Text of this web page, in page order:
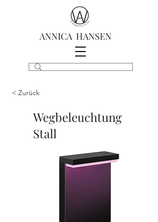
ANNICA HANSEN
Wegbeleuchtung
Stall
< Zurück